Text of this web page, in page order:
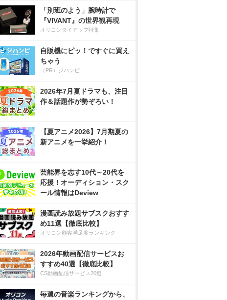
「別班のよう」腕時計で
『VIVANT』の世界観再現
オリコンタイアップ特集
自販機にピッ！ですぐに買え
ちゃう
（PR）ジハンピ
2026年7月夏ドラマも、注目
作＆話題作が勢ぞろい！
【夏アニメ2026】7月期夏の
新アニメを一挙紹介！
芸能界を志す10代～20代を
応援！オーディション・スク
ール情報はDeview
漫画読み放題サブスクおすす
め11選【徹底比較】
オリコン顧客満足度ランキング
2026年動画配信サービスお
すすめ40選【徹底比較】
CS動画配信サービス20選
毎週の音楽ランキングから、